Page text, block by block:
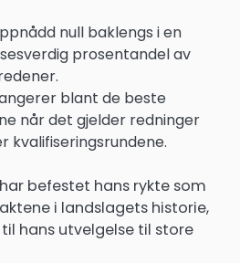
null baklengs i en
prosentandel av
blant de beste
når det gjelder redninger
kvalifiseringsrundene.
befestet hans rykte som
i landslagets historie,
hans utvelgelse til store